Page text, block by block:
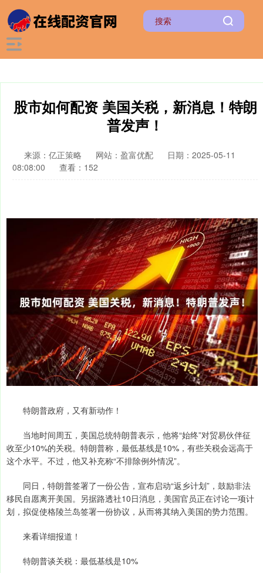
股市如何配资 美国关税，新消息！特朗
普发声！
来源：亿正策略 网站：盈富优配
日期：2025-05-11
08:08:00
查看：152
特朗普政府，又有新动作！
当地时间周五，美国总统特朗普表示，他将“始终”对贸易伙伴征
收至少10%的关税。特朗普称，最低基线是10%，有些关税会远高于
这个水平。不过，他又补充称“不排除例外情况”。
同日，特朗普签署了一份公告，宣布启动“返乡计划”，鼓励非法
移民自愿离开美国。另据路透社10日消息，美国官员正在讨论一项计
划，拟促使格陵兰岛签署一份协议，从而将其纳入美国的势力范围。
来看详细报道！
特朗普谈关税：最低基线是10%